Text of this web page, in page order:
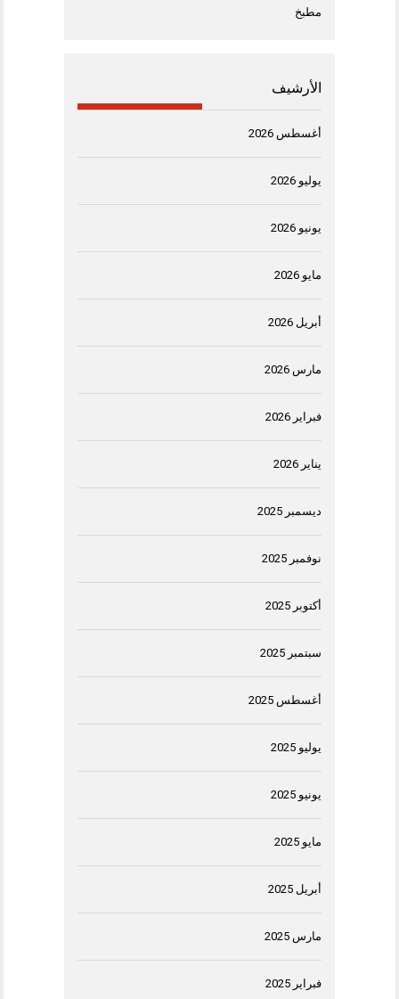
مطبخ
الأرشيف
أغسطس 2026
يوليو 2026
يونيو 2026
مايو 2026
أبريل 2026
مارس 2026
فبراير 2026
يناير 2026
ديسمبر 2025
نوفمبر 2025
أكتوبر 2025
سبتمبر 2025
أغسطس 2025
يوليو 2025
يونيو 2025
مايو 2025
أبريل 2025
مارس 2025
فبراير 2025